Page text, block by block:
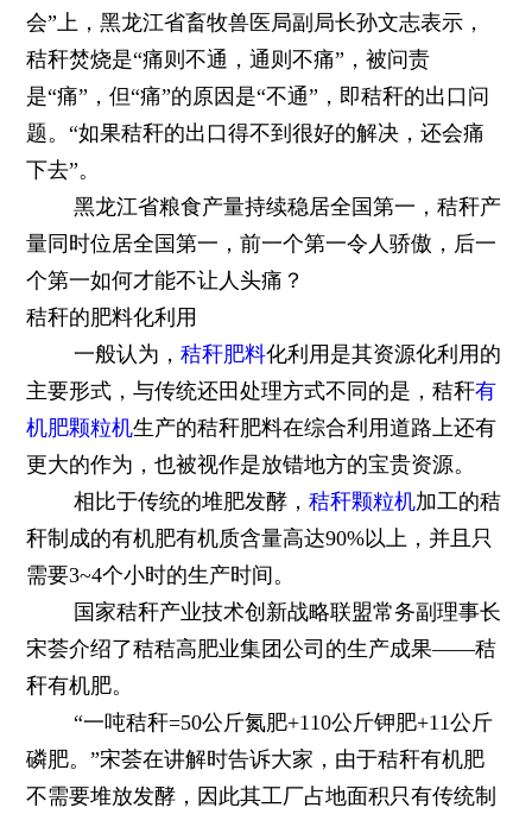
会”上，黑龙江省畜牧兽医局副局长孙文志表示，
秸秆焚烧是“痛则不通，通则不痛”，被问责
是“痛”，但“痛”的原因是“不通”，即秸秆的出口问
题。“如果秸秆的出口得不到很好的解决，还会痛
下去”。
黑龙江省粮食产量持续稳居全国第一，秸秆产
量同时位居全国第一，前一个第一令人骄傲，后一
个第一如何才能不让人头痛？
秸秆的肥料化利用
一般认为，秸秆肥料化利用是其资源化利用的
主要形式，与传统还田处理方式不同的是，秸秆有
机肥颗粒机生产的秸秆肥料在综合利用道路上还有
更大的作为，也被视作是放错地方的宝贵资源。
相比于传统的堆肥发酵，秸秆颗粒机加工的秸
秆制成的有机肥有机质含量高达90%以上，并且只
需要3~4个小时的生产时间。
国家秸秆产业技术创新战略联盟常务副理事长
宋荟介绍了秸秸高肥业集团公司的生产成果——秸
秆有机肥。
“一吨秸秆=50公斤氮肥+110公斤钾肥+11公斤
磷肥。”宋荟在讲解时告诉大家，由于秸秆有机肥
不需要堆放发酵，因此其工厂占地面积只有传统制